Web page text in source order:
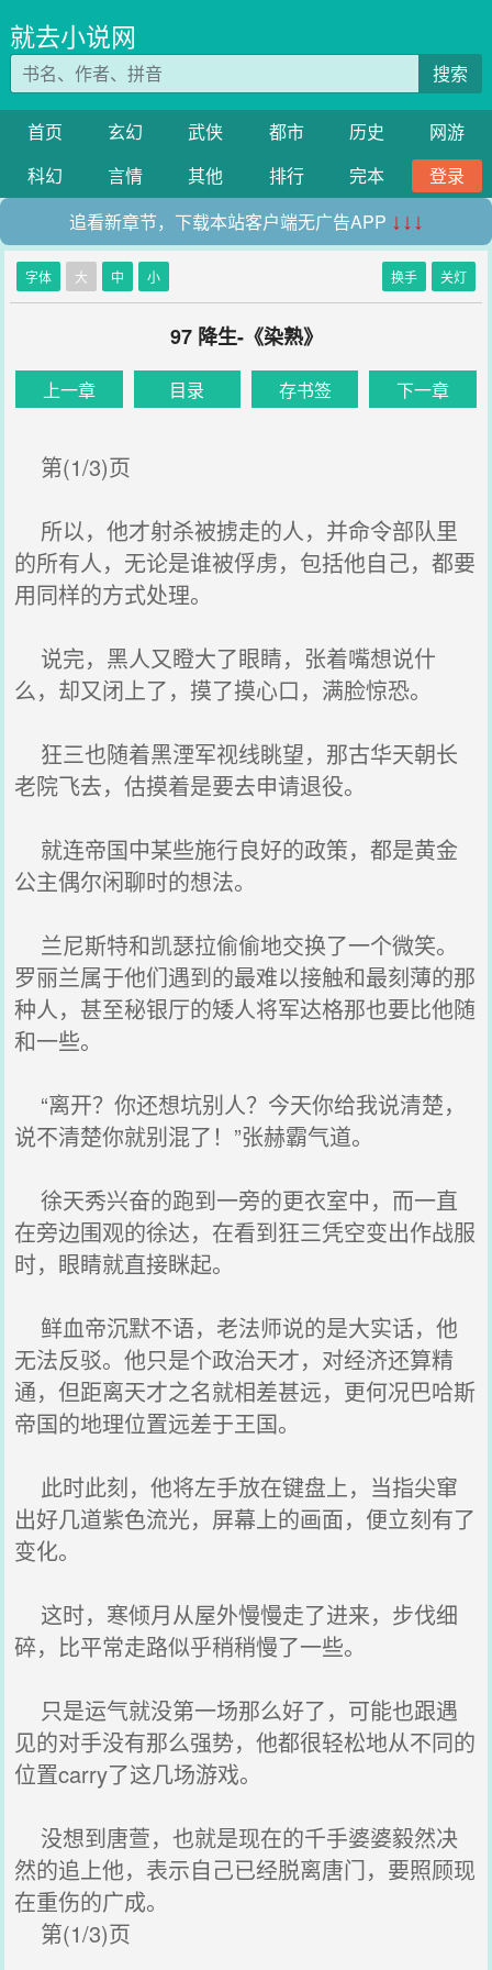
就去小说网
搜索
首页 玄幻 武侠 都市 历史
网游
科幻
言情 其他 排行 完本
登录
追看新章节，下载本站客户端无广告APP ↓↓↓
字体 大 中 小 换手 关灯
97 降生-《染熟》
上一章 目录 存书签 下一章
第(1/3)页
所以，他才射杀被掳走的人，并命令部队里
的所有人，无论是谁被俘虏，包括他自己，都要
用同样的方式处理。
说完，黑人又瞪大了眼睛，张着嘴想说什
么，却又闭上了，摸了摸心口，满脸惊恐。
狂三也随着黑湮军视线眺望，那古华天朝长
老院飞去，估摸着是要去申请退役。
就连帝国中某些施行良好的政策，都是黄金
公主偶尔闲聊时的想法。
兰尼斯特和凯瑟拉偷偷地交换了一个微笑。
罗丽兰属于他们遇到的最难以接触和最刻薄的那
种人，甚至秘银厅的矮人将军达格那也要比他随
和一些。
“离开？你还想坑别人？今天你给我说清楚，
说不清楚你就别混了！”张赫霸气道。
徐天秀兴奋的跑到一旁的更衣室中，而一直
在旁边围观的徐达，在看到狂三凭空变出作战服
时，眼睛就直接眯起。
鲜血帝沉默不语，老法师说的是大实话，他
无法反驳。他只是个政治天才，对经济还算精
通，但距离天才之名就相差甚远，更何况巴哈斯
帝国的地理位置远差于王国。
此时此刻，他将左手放在键盘上，当指尖窜
出好几道紫色流光，屏幕上的画面，便立刻有了
变化。
这时，寒倾月从屋外慢慢走了进来，步伐细
碎，比平常走路似乎稍稍慢了一些。
只是运气就没第一场那么好了，可能也跟遇
见的对手没有那么强势，他都很轻松地从不同的
位置carry了这几场游戏。
没想到唐萱，也就是现在的千手婆婆毅然决
然的追上他，表示自己已经脱离唐门，要照顾现
在重伤的广成。
第(1/3)页